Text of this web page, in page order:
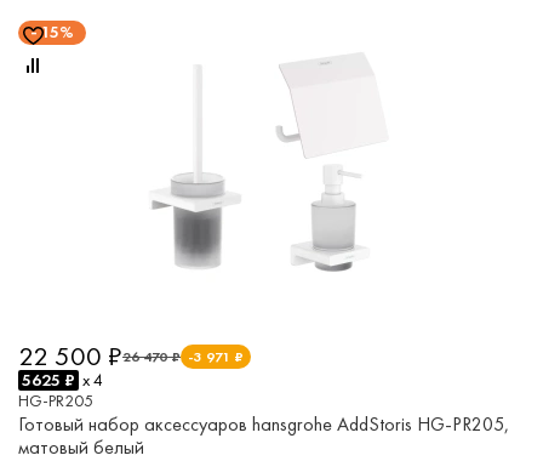
15%
26 470 ₽ -3 971 ₽
22 500 ₽
5625 ₽ x 4
HG-PR205
Готовый набор аксессуаров hansgrohe AddStoris HG-PR205,
матовый белый